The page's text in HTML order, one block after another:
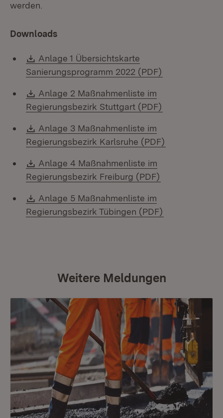
werden.
Downloads
Download:
Anlage 1 Übersichtskarte
Sanierungsprogramm 2022 (PDF)
Download:
Anlage 2 Maßnahmenliste im
Regierungsbezirk Stuttgart (PDF)
Download:
Anlage 3 Maßnahmenliste im
Regierungsbezirk Karlsruhe (PDF)
Download:
Anlage 4 Maßnahmenliste im
Regierungsbezirk Freiburg (PDF)
Download:
Anlage 5 Maßnahmenliste im
Regierungsbezirk Tübingen (PDF)
Weitere Meldungen